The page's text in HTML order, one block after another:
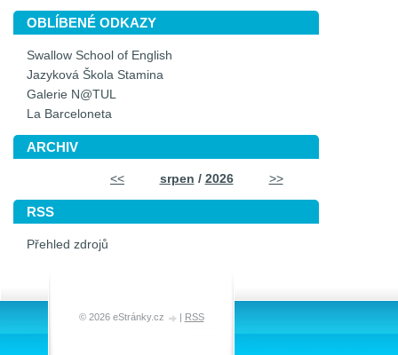
OBLÍBENÉ ODKAZY
Swallow School of English
Jazyková Škola Stamina
Galerie N@TUL
La Barceloneta
ARCHIV
<< srpen / 2026 >>
RSS
Přehled zdrojů
© 2026 eStránky.cz | RSS